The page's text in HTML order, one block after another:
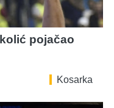
pojačao
Kosarka